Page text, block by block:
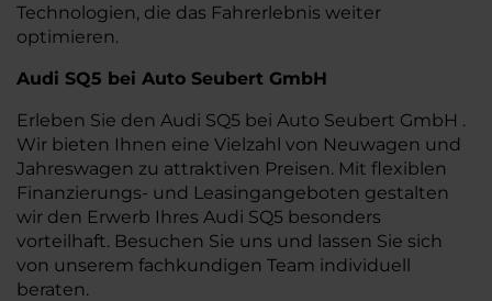
Technologien, die das Fahrerlebnis weiter
optimieren.
Audi SQ5 bei Auto Seubert GmbH
Erleben Sie den Audi SQ5 bei Auto Seubert GmbH .
Wir bieten Ihnen eine Vielzahl von Neuwagen und
Jahreswagen zu attraktiven Preisen. Mit flexiblen
Finanzierungs- und Leasingangeboten gestalten
wir den Erwerb Ihres Audi SQ5 besonders
vorteilhaft. Besuchen Sie uns und lassen Sie sich
von unserem fachkundigen Team individuell
beraten.